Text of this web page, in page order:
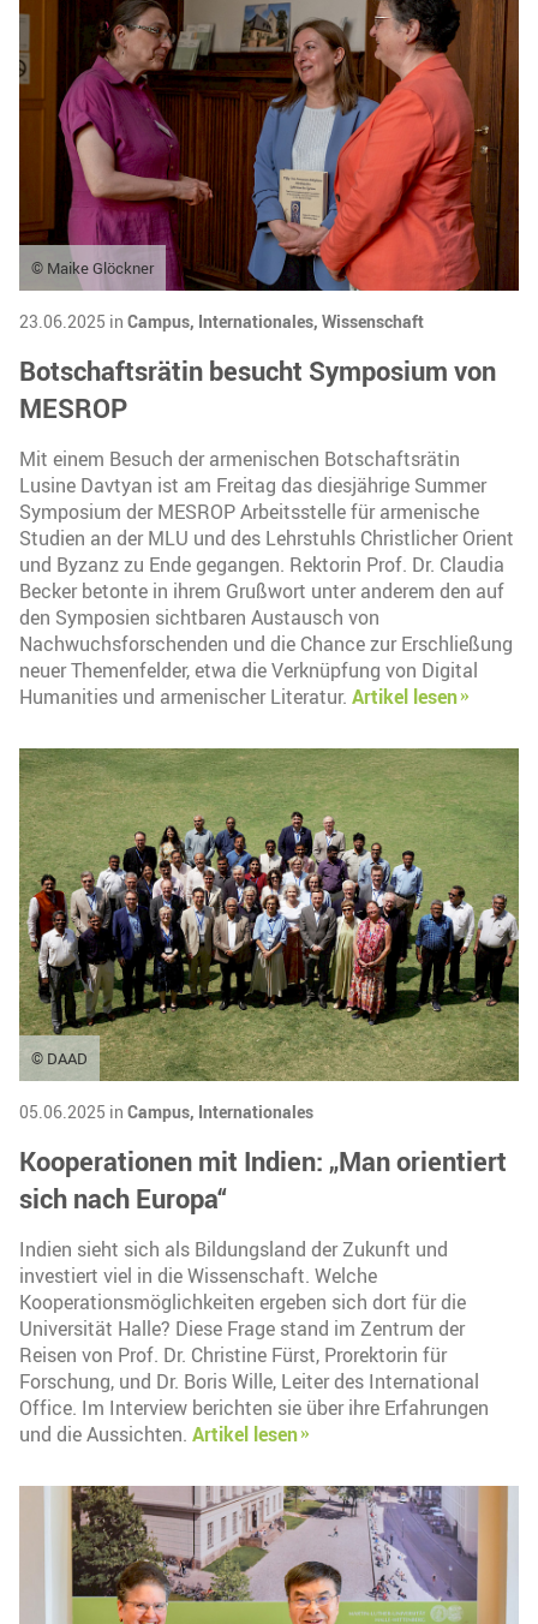
© Maike Glöckner
23.06.2025 in Campus, Internationales, Wissenschaft
Botschaftsrätin besucht Symposium von
MESROP
Mit einem Besuch der armenischen Botschaftsrätin
Lusine Davtyan ist am Freitag das diesjährige Summer
Symposium der MESROP Arbeitsstelle für armenische
Studien an der MLU und des Lehrstuhls Christlicher Orient
und Byzanz zu Ende gegangen. Rektorin Prof. Dr. Claudia
Becker betonte in ihrem Grußwort unter anderem den auf
den Symposien sichtbaren Austausch von
Nachwuchsforschenden und die Chance zur Erschließung
neuer Themenfelder, etwa die Verknüpfung von Digital
Humanities und armenischer Literatur. Artikel lesen
© DAAD
05.06.2025 in Campus, Internationales
Kooperationen mit Indien: „Man orientiert
sich nach Europa“
Indien sieht sich als Bildungsland der Zukunft und
investiert viel in die Wissenschaft. Welche
Kooperationsmöglichkeiten ergeben sich dort für die
Universität Halle? Diese Frage stand im Zentrum der
Reisen von Prof. Dr. Christine Fürst, Prorektorin für
Forschung, und Dr. Boris Wille, Leiter des International
Office. Im Interview berichten sie über ihre Erfahrungen
und die Aussichten. Artikel lesen